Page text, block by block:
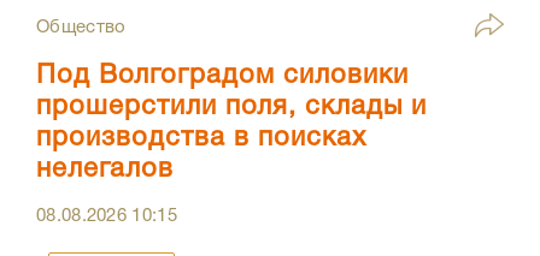
Общество
Под Волгоградом силовики
прошерстили поля, склады и
производства в поисках
нелегалов
08.08.2026 10:15